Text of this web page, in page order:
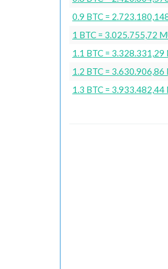
0.9 BTC =
1 BTC = 3.025.755,72
1.1 BTC = 3.328.331,29
1.2 BTC = 3.630.906,86
1.3 BTC = 3.933.482,44